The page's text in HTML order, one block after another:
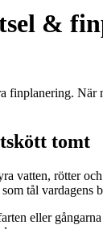
&
finplanering. När
tomt
vatten, rötter
tål vardagens
eller